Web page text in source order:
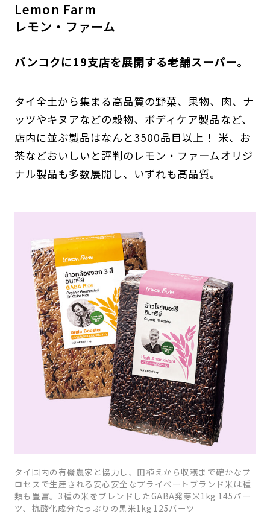
Lemon Farm
レモン・ファーム
バンコクに19支店を展開する老舗スーパー。
タイ全土から集まる高品質の野菜、果物、肉、ナ
ッツやキヌアなどの穀物、ボディケア製品など、
店内に並ぶ製品はなんと3500品目以上！ 米、お
茶などおいしいと評判のレモン・ファームオリジ
ナル製品も多数展開し、いずれも高品質。
タイ国内の有機農家と協力し、田植えから収穫まで確かなプ
ロセスで生産される安心安全なプライベートブランド米は種
類も豊富。3種の米をブレンドしたGABA発芽米1kg 145バー
ツ、抗酸化成分たっぷりの黒米1kg 125バーツ